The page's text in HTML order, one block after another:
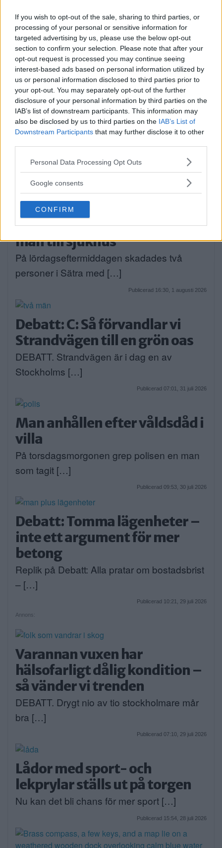
If you wish to opt-out of the sale, sharing to third parties, or
processing of your personal or sensitive information for
targeted advertising by us, please use the below opt-out
section to confirm your selection. Please note that after your
opt-out request is processed you may continue seeing
interest-based ads based on personal information utilized by
us or personal information disclosed to third parties prior to
your opt-out. You may separately opt-out of the further
disclosure of your personal information by third parties on the
IAB’s list of downstream participants. This information may
also be disclosed by us to third parties on the IAB’s List of
Downstream Participants that may further disclose it to other
Please note that this website/app uses one or more Google
not limited to your visit or usage behaviour. You may click to
use your data for below specified purposes in below Google
consent section.
Personal Data Processing Opt Outs
Google consents
CONFIRM
Sommartorget i Älvsjö
öppnar: Familjärt
På måndagseftermiddagen öppnade
aktiviteterna på Älvsjö torg. Artisten […]
Publicerad 16:23, 3 augusti 2026
Flydde i kajak – greps
På söndagsmorgonen följde polisen en man
på Långsjön […]
Publicerad 13:35, 2 augusti 2026
Bråk på idrottsplats – två
män till sjukhus
På lördagseftermiddagen skadades två
personer i Sätra med […]
Publicerad 16:30, 1 augusti 2026
Debatt: C: Så förvandlar vi
Strandvägen till en grön oas
DEBATT. Strandvägen är i dag en av
Stockholms […]
Publicerad 07:01, 31 juli 2026
Man anhållen efter våldsdåd i
villa
På torsdagsmorgonen grep polisen en man
som tagit […]
Publicerad 09:53, 30 juli 2026
Debatt: Tomma lägenheter –
inte ett argument för mer
betong
Replik på Debatt: Alla pratar om bostadsbrist
– […]
Publicerad 10:21, 29 juli 2026
Annons:
Varannan vuxen har
hälsofarligt dålig kondition –
så vänder vi trenden
DEBATT. Drygt nio av tio stockholmare mår
bra […]
Publicerad 07:10, 29 juli 2026
Lådor med sport- och
lekprylar ställs ut på torgen
Nu kan det bli chans för mer sport […]
Publicerad 15:54, 28 juli 2026